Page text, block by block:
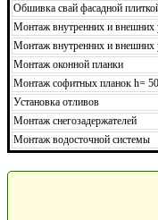
Обшивка свай фасадной
Монтаж внутренних и внешних
Монтаж внутренних и внешних
Монтаж оконной планки
Монтаж софитных планок h=
Установка отливов
Монтаж снегозадержателей
Монтаж водосточной системы